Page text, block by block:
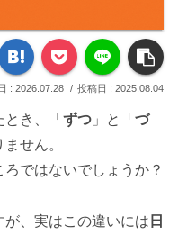
2026.07.28 2025.08.04
き、「 ずつ 」と「 づ
せん。
ではないでしょうか？
、実はこの違いには 日